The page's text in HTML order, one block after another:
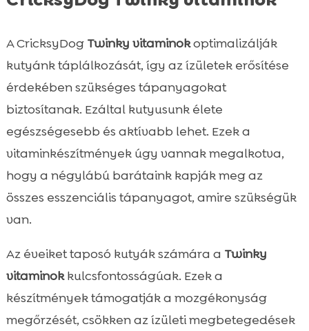
A CricksyDog Twinky vitaminokoptimalizálják
kutyánk táplálkozását, így az ízületek erősítése
érdekében szükséges tápanyagokat
biztosítanak. Ezáltal kutyusunk élete
egészségesebb és aktívabb lehet. Ezek a
vitaminkészítmények úgy vannak megalkotva,
hogy a négylábú barátaink kapják meg az
összes esszenciális tápanyagot, amire szükségük
van.
Az éveiket taposó kutyák számára a Twinky
vitaminokkulcsfontosságúak. Ezek a
készítmények támogatják a mozgékonyság
megőrzését, csökken az ízületi megbetegedések